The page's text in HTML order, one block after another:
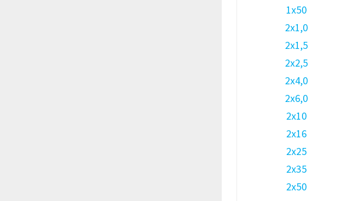
1х50
2х1,0
2х1,5
2х2,5
2х4,0
2х6,0
2х10
2х16
2х25
2х35
2х50